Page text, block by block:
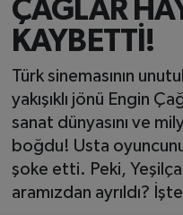
ÇAĞLAR
KAYBETTİ!
Türk sinemasının
yakışıklı jönü Engin
sanat dünyasını ve
boğdu! Usta
şoke etti. Peki,
aramızdan ayrıldı?
TEKNOLOJİ
SPOR
EKONOMİ
TEKNOLOJİ
Haber Arşivi